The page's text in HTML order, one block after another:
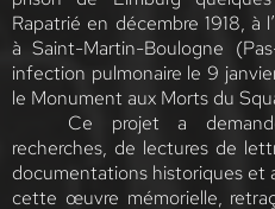
Rapatrié en décembre 1918, à
à Saint-Martin-Boulogne
infection pulmonaire le 9
le Monument aux Morts du
Ce projet a
recherches, de lectures de
documentations historiques
cette œuvre mémorielle,